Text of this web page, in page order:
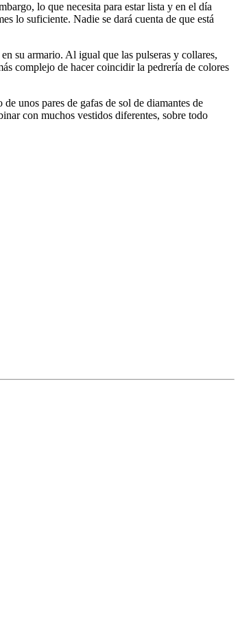
lo que necesita para estar lista y en el día
lo suficiente. Nadie se dará cuenta de que está
su armario. Al igual que las pulseras y collares,
complejo de hacer coincidir la pedrería de colores
unos pares de gafas de sol de diamantes de
con muchos vestidos diferentes, sobre todo